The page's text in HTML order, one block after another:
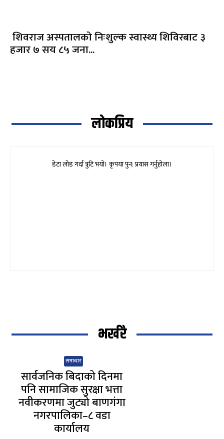
शिवराज अस्पतालको निःशुल्क स्वास्थ्य शिविरबाट ३
हजार ७ सय ८५ जना...
लोकप्रिय
डेटा लोड गर्दा त्रुटि भयो। कृपया पुन: प्रयास गर्नुहोला।
भर्खरै
समाचार
सार्वजनिक बिदाको दिनमा
पनि सामाजिक सुरक्षा भत्ता
नवीकरणमा जुट्यो बाणगंगा
नगरपालिका–८ वडा
कार्यालय